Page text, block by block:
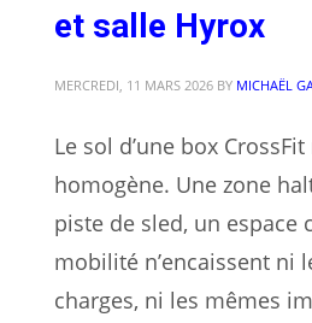
et salle Hyrox
MERCREDI, 11 MARS 2026 BY MICHAËL
Le sol d’une box CrossFit
homogène. Une zone
piste de sled, un espace
mobilité n’encaissent ni
charges, ni les mêmes